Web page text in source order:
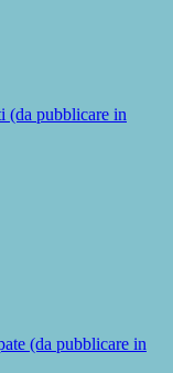
(da pubblicare in
(da pubblicare in